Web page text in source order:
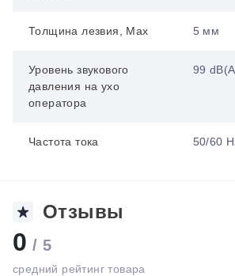
Толщина лезвия, Max 5 мм
Уровень звукового
давления на ухо
оператора
99
Частота тока 50/60
Отзывы
0 / 5
средний рейтинг товара